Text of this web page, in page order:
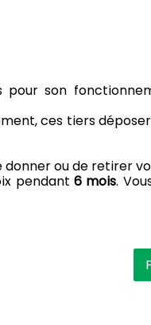
son
ces tiers
ou de retirer
pendant6 mois.